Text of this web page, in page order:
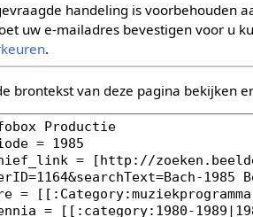
handeling is voorbehouden
uw e-mailadres bevestigen voor u
.
brontekst van deze pagina bekijken